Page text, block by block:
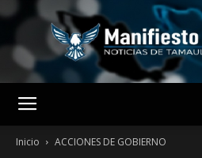
Inicio ACCIONES DE GOBIERNO